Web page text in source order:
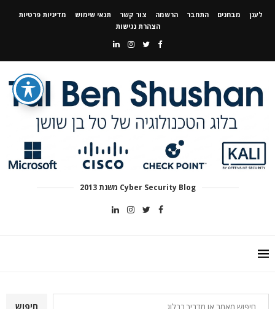
לענן מבחנים התחבר הרשמה צור קשר תנאי שימוש
מדיניות פרטיות
הצהרת נגישות
Cyber Security Blog משנת 2013
חיפוש